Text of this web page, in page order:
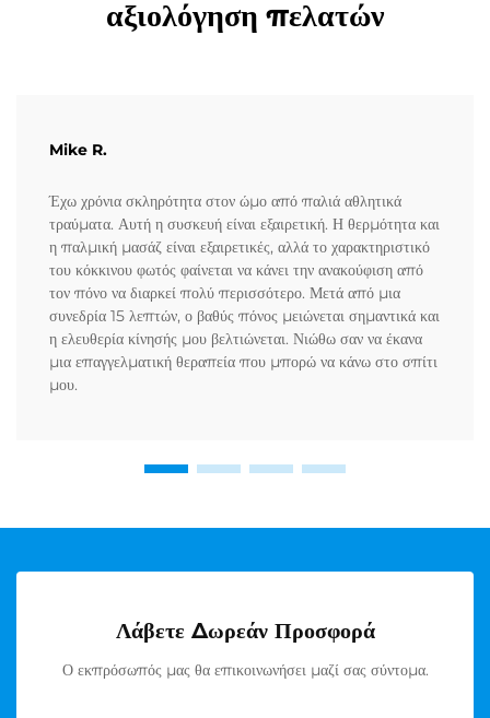
αξιολόγηση πελατών
Mike R.
Έχω χρόνια σκληρότητα στον ώμο από παλιά αθλητικά
τραύματα. Αυτή η συσκευή είναι εξαιρετική. Η θερμότητα και
η παλμική μασάζ είναι εξαιρετικές, αλλά το χαρακτηριστικό
του κόκκινου φωτός φαίνεται να κάνει την ανακούφιση από
τον πόνο να διαρκεί πολύ περισσότερο. Μετά από μια
συνεδρία 15 λεπτών, ο βαθύς πόνος μειώνεται σημαντικά και
η ελευθερία κίνησής μου βελτιώνεται. Νιώθω σαν να έκανα
μια επαγγελματική θεραπεία που μπορώ να κάνω στο σπίτι
μου.
Λάβετε Δωρεάν Προσφορά
Ο εκπρόσωπός μας θα επικοινωνήσει μαζί σας σύντομα.